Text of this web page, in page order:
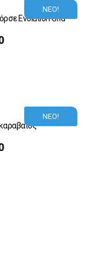
ΝΕΟ!
Evolution Grid
ΝΕΟ!